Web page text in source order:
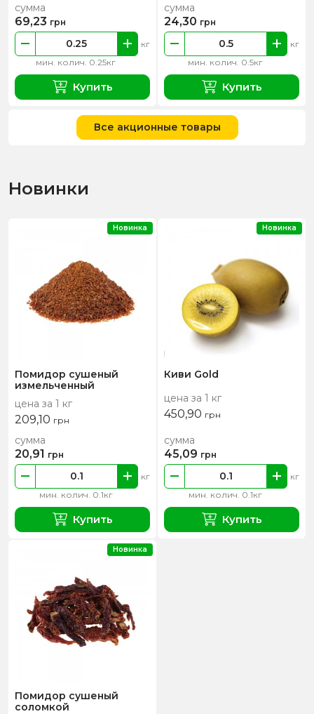
мин. колич. 0.25кг
кг
сумма
69,23 грн
Купить
мин. колич. 0.5кг
кг
сумма
24,30 грн
Купить
Все акционные товары
Новинки
Помидор сушеный
измельченный
цена за 1 кг
209,10 грн
мин. колич. 0.1кг
кг
сумма
20,91 грн
Купить
Новинка
Киви Gold
цена за 1 кг
450,90 грн
мин. колич. 0.1кг
кг
сумма
45,09 грн
Купить
Новинка
Помидор сушеный
соломкой
Новинка